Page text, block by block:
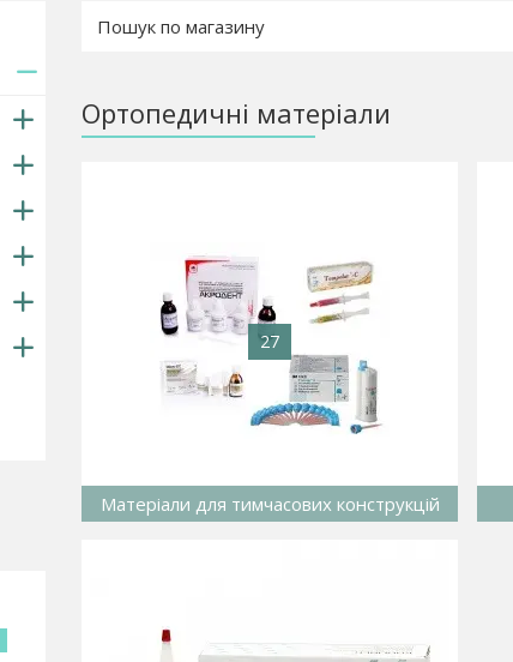
Ортопедичні матеріали
27
Матеріали для тимчасових конструкцій